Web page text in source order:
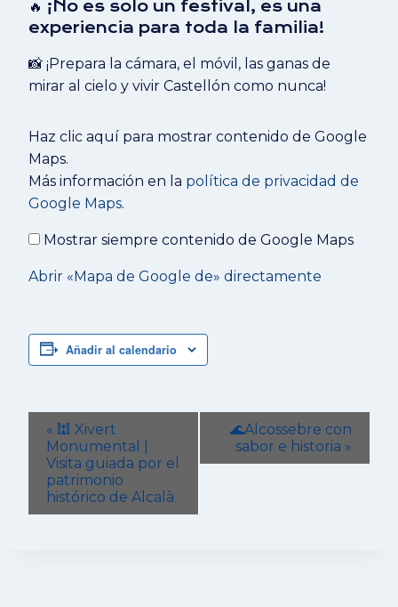
🔥 ¡No es solo un festival, es una
experiencia para toda la familia!
📸 ¡Prepara la cámara, el móvil, las ganas de
mirar al cielo y vivir Castellón como nunca!
«Mapa
de
Google
de»
desde
Maps
Haz clic aquí para mostrar contenido de Google
Maps.
Más información en la política de privacidad de
Google Maps.
Mostrar siempre contenido de Google Maps
Abrir «Mapa de Google de» directamente
Añadir al calendario
Navegación
del
Evento
« 🕍 Xivert
Monumental |
Visita guiada por el
patrimonio
histórico de Alcalà
🌊Alcossebre con
sabor e historia »